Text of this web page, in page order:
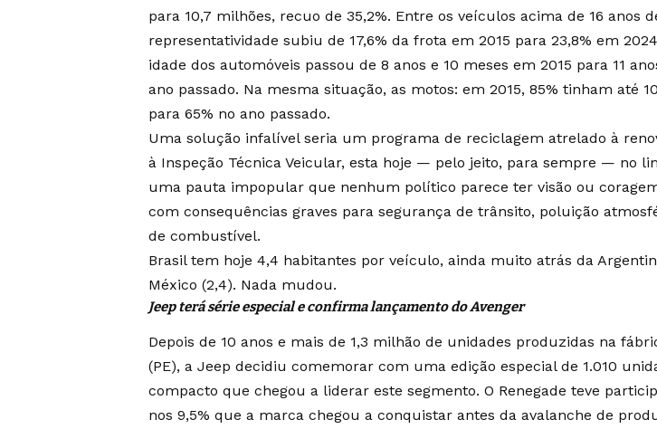
para 10,7 milhões, recuo de 35,2%. Entre os veículos acima de 16 anos
representatividade subiu de 17,6% da frota em 2015 para 23,8% em
idade dos automóveis passou de 8 anos e 10 meses em 2015 para 11
ano passado. Na mesma situação, as motos: em 2015, 85% tinham até
para 65% no ano passado.
Uma solução infalível seria um programa de reciclagem atrelado à
à Inspeção Técnica Veicular, esta hoje — pelo jeito, para sempre — no
uma pauta impopular que nenhum político parece ter visão ou
com consequências graves para segurança de trânsito, poluição
de combustível.
Brasil tem hoje 4,4 habitantes por veículo, ainda muito atrás da
México (2,4). Nada mudou.
Jeep terá série especial e confirma lançamento do Avenger
Depois de 10 anos e mais de 1,3 milhão de unidades produzidas na
(PE), a Jeep decidiu comemorar com uma edição especial de 1.010
compacto que chegou a liderar este segmento. O Renegade teve
nos 9,5% que a marca chegou a conquistar antes da avalanche de